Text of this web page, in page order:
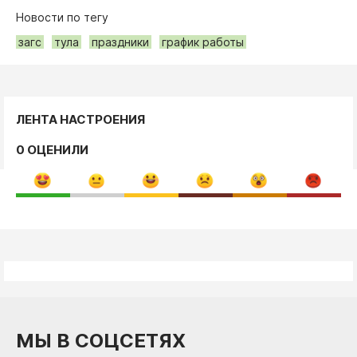
Новости по тегу
загс
тула праздники график работы
ЛЕНТА НАСТРОЕНИЯ
0 ОЦЕНИЛИ
МЫ В СОЦСЕТЯХ